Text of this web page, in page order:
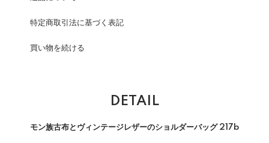
特定商取引法に基づく表記
買い物を続ける
DETAIL
モン族古布とヴィンテージレザーのショルダーバッグ 217b